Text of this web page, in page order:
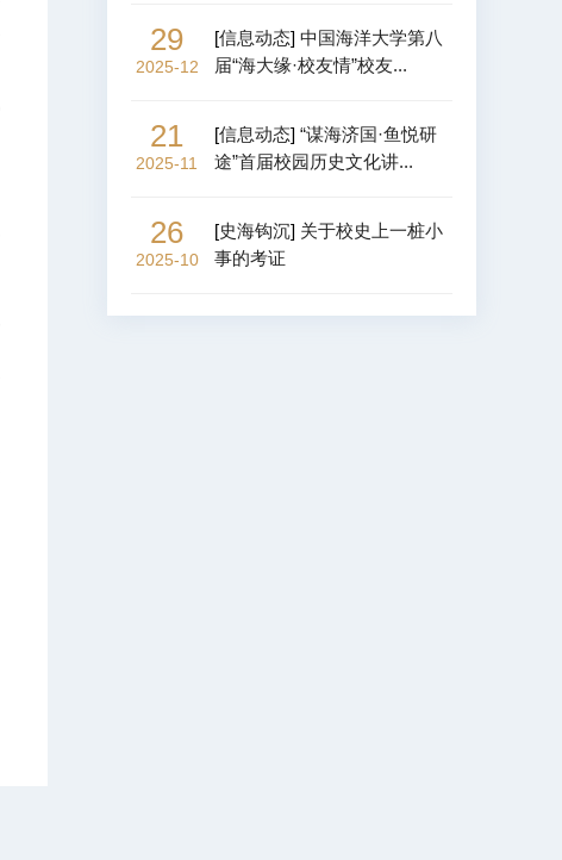
29
2025-12
[信息动态] 中国海洋大学第八
届“海大缘·校友情”校友...
21
2025-11
[信息动态] “谋海济国·鱼悦研
途”首届校园历史文化讲...
26
2025-10
[史海钩沉] 关于校史上一桩小
事的考证